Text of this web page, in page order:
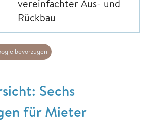
vereinfachter Aus- und
Rückbau
bevorzugen
Sechs
für Mieter